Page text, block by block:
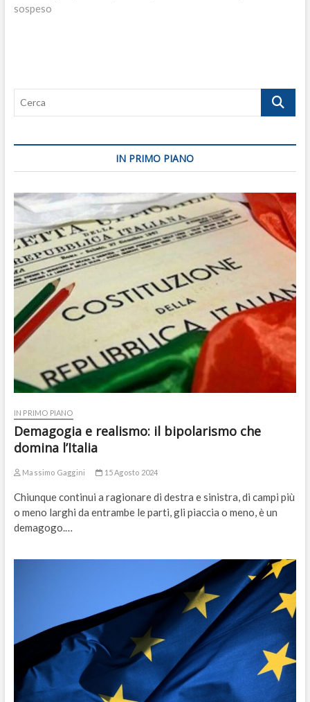
sospeso
Cerca
IN PRIMO PIANO
IN PRIMO PIANO
Demagogia e realismo: il bipolarismo che
domina l’Italia
Massimo Gaggini 15 Agosto 2024
Chiunque continui a ragionare di destra e sinistra, di campi più
o meno larghi da entrambe le parti, gli piaccia o meno, è un
demagogo.…